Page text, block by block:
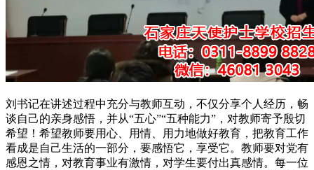
刘书记在讲述过程中充分与教师互动，不仅分享个人经历，畅
谈自己的亲身感悟，并从“五心”“五种能力”，对教师寄予殷切
希望！希望教师要用心、用情、用力地做好教育，把教育工作
看成是自己生活的一部分，要感悟它，享受它。教师要对党有
感恩之情，对教育事业有激情，对学生要付出真感情。每一位